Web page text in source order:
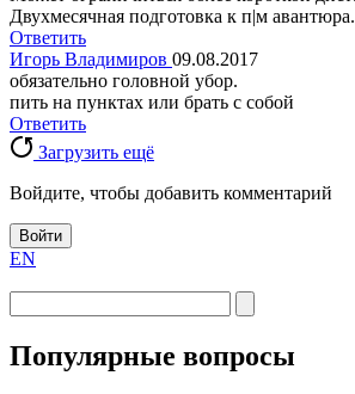
Двухмесячная подготовка к п|м авантюра.
Ответить
Игорь Владимиров 09.08.2017
обязательно головной убор.
пить на пунктах или брать с собой
Ответить
Загрузить ещё
Войдите, чтобы добавить комментарий
Войти
EN
Популярные вопросы